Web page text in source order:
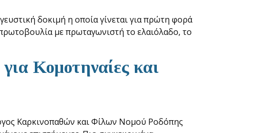
δοκιμή η οποία γίνεται για πρώτη φορά
με πρωταγωνιστή το ελαιόλαδο, το
Κομοτηναίες και
Καρκινοπαθών και Φίλων Νομού Ροδόπης